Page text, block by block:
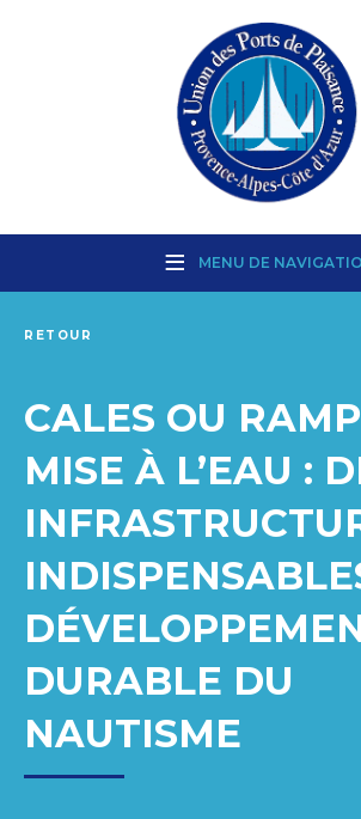
MENU DE
RETOUR
CALES OU
MISE À L’EAU :
DURABLE DU
NAUTISME